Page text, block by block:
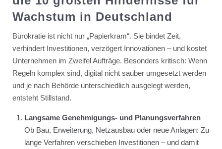
Wachstum in Deutschland
Bürokratie ist nicht nur „Papierkram“. Sie bindet Zeit,
verhindert Investitionen, verzögert Innovationen – und kostet
Unternehmen im Zweifel Aufträge. Besonders kritisch: Wenn
Regeln komplex sind, digital nicht sauber umgesetzt werden
und je nach Behörde unterschiedlich ausgelegt werden,
entsteht Stillstand.
Langsame Genehmigungs- und Planungsverfahren
Ob Bau, Erweiterung, Netzausbau oder neue Anlagen: Zu
lange Verfahren verschieben Investitionen – und damit